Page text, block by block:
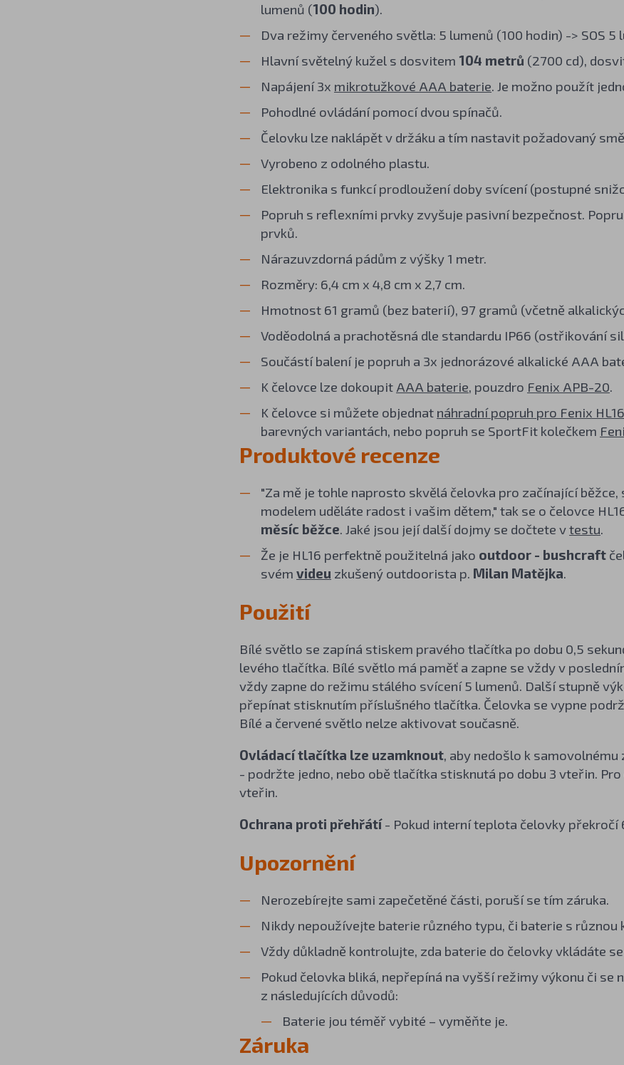
lumenů (100 hodin).
Dva režimy červeného světla: 5 lumenů (100 hodin) -> SOS 5
Hlavní světelný kužel s dosvitem 104 metrů (2700 cd),
Napájení 3x mikrotužkové AAA baterie. Je možno použít
Pohodlné ovládání pomocí dvou spínačů.
Čelovku lze naklápět v držáku a tím nastavit požadovaný
Vyrobeno z odolného plastu.
Elektronika s funkcí prodloužení doby svícení (postupné
Popruh s reflexními prvky zvyšuje pasivní bezpečnost.
prvků.
Nárazuvzdorná pádům z výšky 1 metr.
Rozměry: 6,4 cm x 4,8 cm x 2,7 cm.
Hmotnost 61 gramů (bez baterií), 97 gramů (včetně
Voděodolná a prachotěsná dle standardu IP66 (ostřikování
Součástí balení je popruh a 3x jednorázové alkalické AAA
K čelovce lze dokoupit AAA baterie, pouzdro Fenix APB-20.
K čelovce si můžete objednat náhradní popruh pro Fenix HL16
barevných variantách, nebo popruh se SportFit kolečkem
Produktové recenze
"Za mě je tohle naprosto skvělá čelovka pro začínající
modelem uděláte radost i vašim dětem," tak se o čelovce
měsíc běžce. Jaké jsou její další dojmy se dočtete vtestu.
Že je HL16 perfektně použitelná jako outdoor - bushcraft
svém videu zkušený outdoorista p. Milan Matějka.
Použití
Bílé světlo se zapíná stiskem pravého tlačítka po dobu 0,5
levého tlačítka. Bílé světlo má paměť a zapne se vždy v
vždy zapne do režimu stálého svícení 5 lumenů. Další stupně
přepínat stisknutím příslušného tlačítka. Čelovka se vypne
Bílé a červené světlo nelze aktivovat současně.
Ovládací tlačítka lze uzamknout, aby nedošlo k
- podržte jedno, nebo obě tlačítka stisknutá po dobu 3 vteřin.
vteřin.
Ochrana proti přehřátí- Pokud interní teplota čelovky překročí
Upozornění
Nerozebírejte sami zapečetěné části, poruší se tím záruka.
Nikdy nepoužívejte baterie různého typu, či baterie s různou
Vždy důkladně kontrolujte, zda baterie do čelovky vkládáte
Pokud čelovka bliká, nepřepíná na vyšší režimy výkonu či
z následujících důvodů:
Baterie jou téměř vybité – vyměňte je.
Záruka